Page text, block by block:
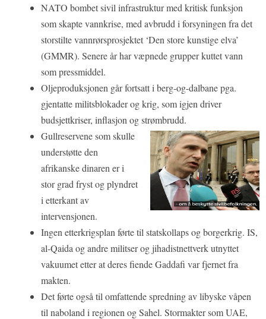
NATO bombet sivil infrastruktur med kritisk funksjon
som skapte vannkrise, med avbrudd i forsyningen fra det
storstilte vannrørsprosjektet ‘Den store kunstige elva’
(GMMR). Senere år har væpnede grupper kuttet vann
som pressmiddel.
Oljeproduksjonen går fortsatt i berg-og-dalbane pga.
gjentatte militsblokader og krig, som igjen driver
budsjettkriser, inflasjon og strømbrudd.
Gullreservene som skulle
understøtte den
afrikanske dinaren er i
stor grad fryst og plyndret
i etterkant av
intervensjonen.
Ingen etterkrigsplan førte til statskollaps og borgerkrig. IS,
al-Qaida og andre militser og jihadistnettverk utnyttet
vakuumet etter at deres fiende Gaddafi var fjernet fra
makten.
Det førte også til omfattende spredning av libyske våpen
til naboland i regionen og Sahel. Stormakter som UAE,